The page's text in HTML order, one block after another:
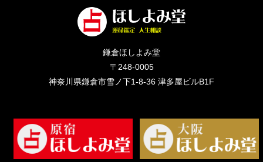
鎌倉ほしよみ堂
〒248-0005
神奈川県鎌倉市雪ノ下1-8-36 津多屋ビルB1F